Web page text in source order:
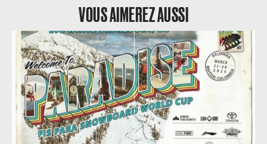
VOUS AIMEREZ AUSSI